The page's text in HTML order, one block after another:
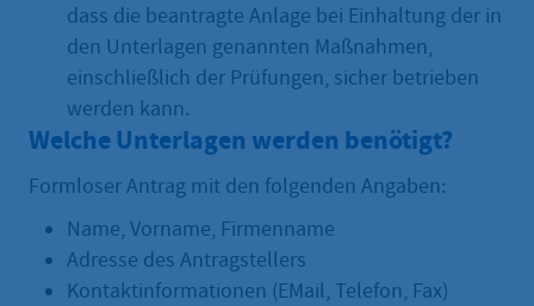
dass die beantragte Anlage bei Einhaltung der in
den Unterlagen genannten Maßnahmen,
einschließlich der Prüfungen, sicher betrieben
werden kann.
Welche Unterlagen werden benötigt?
Formloser Antrag mit den folgenden Angaben:
Name, Vorname, Firmenname
Adresse des Antragstellers
Kontaktinformationen (EMail, Telefon, Fax)